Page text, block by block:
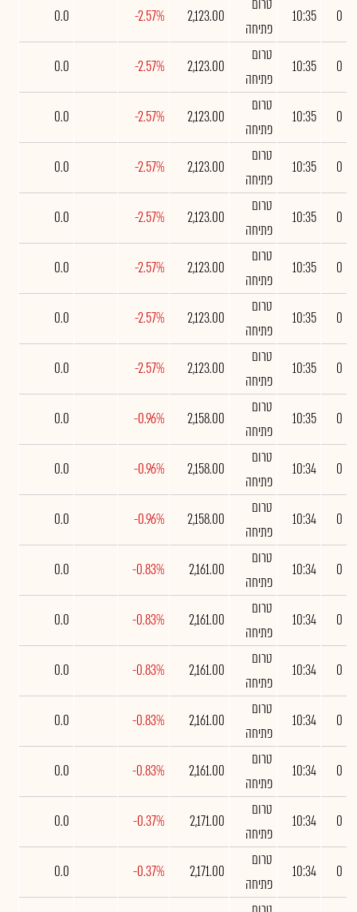
0
10:35
טרום
פתיחה
2,123.00
-2.57%
0.0
0
10:35
טרום
פתיחה
2,123.00
-2.57%
0.0
0
10:35
טרום
פתיחה
2,123.00
-2.57%
0.0
0
10:35
טרום
פתיחה
2,123.00
-2.57%
0.0
0
10:35
טרום
פתיחה
2,123.00
-2.57%
0.0
0
10:35
טרום
פתיחה
2,123.00
-2.57%
0.0
0
10:35
טרום
פתיחה
2,123.00
-2.57%
0.0
0
10:35
טרום
פתיחה
2,123.00
-2.57%
0.0
0
10:35
טרום
פתיחה
2,158.00
-0.96%
0.0
0
10:34
טרום
פתיחה
2,158.00
-0.96%
0.0
0
10:34
טרום
פתיחה
2,158.00
-0.96%
0.0
0
10:34
טרום
פתיחה
2,161.00
-0.83%
0.0
0
10:34
טרום
פתיחה
2,161.00
-0.83%
0.0
0
10:34
טרום
פתיחה
2,161.00
-0.83%
0.0
0
10:34
טרום
פתיחה
2,161.00
-0.83%
0.0
0
10:34
טרום
פתיחה
2,161.00
-0.83%
0.0
0
10:34
טרום
פתיחה
2,171.00
-0.37%
0.0
0
10:34
טרום
פתיחה
2,171.00
-0.37%
0.0